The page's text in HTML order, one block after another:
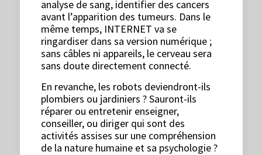
analyse de sang, identifier des cancers
avant l’apparition des tumeurs. Dans le
même temps, INTERNET va se
ringardiser dans sa version numérique ;
sans câbles ni appareils, le cerveau sera
sans doute directement connecté.
En revanche, les robots deviendront-ils
plombiers ou jardiniers ? Sauront-ils
réparer ou entretenir enseigner,
conseiller, ou diriger qui sont des
activités assises sur une compréhension
de la nature humaine et sa psychologie ?